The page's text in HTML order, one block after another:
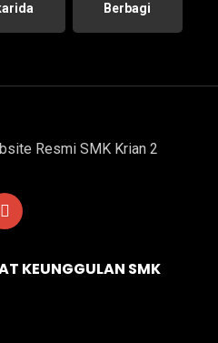
Berbagi
Resmi SMK Krian 2
KEUNGGULAN SMK